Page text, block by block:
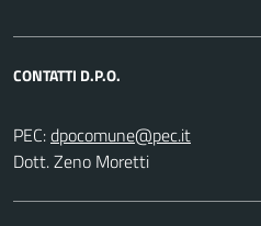
CONTATTI D.P.O.
PEC:
Dott. Zeno Moretti